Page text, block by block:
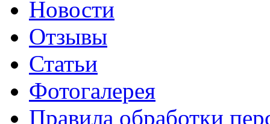
Новости
Отзывы
Статьи
Фотогалерея
Правила обработки